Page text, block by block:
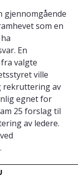
gjennomgående
som en
En
valgte
ville
rekruttering av
egnet for
25 forslag til
av ledere.